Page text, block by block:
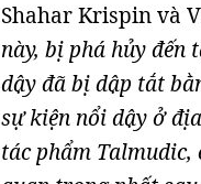
Shahar Krispin và
này, bị phá hủy đến
dậy đã bị dập tắt
sự kiện nổi dậy ở
tác phẩm